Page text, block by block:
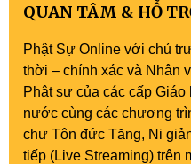
QUAN TÂM & HỖ
Phật Sự Online với chủ
thời – chính xác và Nhân
Phật sự của các cấp
nước cùng các chương
chư Tôn đức Tăng, Ni
tiếp (Live Streaming) trên